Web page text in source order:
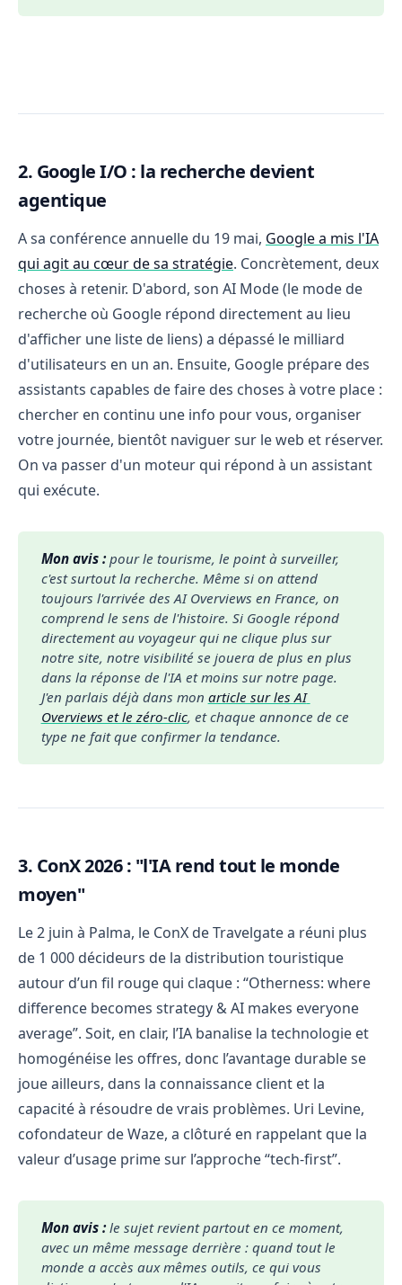
2. Google I/O : la recherche devient
agentique
A sa conférence annuelle du 19 mai, Google a mis l'IA
qui agit au cœur de sa stratégie. Concrètement, deux
choses à retenir. D'abord, son AI Mode (le mode de
recherche où Google répond directement au lieu
d'afficher une liste de liens) a dépassé le milliard
d'utilisateurs en un an. Ensuite, Google prépare des
assistants capables de faire des choses à votre place :
chercher en continu une info pour vous, organiser
votre journée, bientôt naviguer sur le web et réserver.
On va passer d'un moteur qui répond à un assistant
qui exécute.
Mon avis : pour le tourisme, le point à surveiller,
c'est surtout la recherche. Même si on attend
toujours l'arrivée des AI Overviews en France, on
comprend le sens de l'histoire. Si Google répond
directement au voyageur qui ne clique plus sur
notre site, notre visibilité se jouera de plus en plus
dans la réponse de l'IA et moins sur notre page.
J'en parlais déjà dans mon article sur les AI
Overviews et le zéro-clic, et chaque annonce de ce
type ne fait que confirmer la tendance.
3. ConX 2026 : "l'IA rend tout le monde
moyen"
Le 2 juin à Palma, le ConX de Travelgate a réuni plus
de 1 000 décideurs de la distribution touristique
autour d’un fil rouge qui claque : “Otherness: where
difference becomes strategy & AI makes everyone
average”. Soit, en clair, l’IA banalise la technologie et
homogénéise les offres, donc l’avantage durable se
joue ailleurs, dans la connaissance client et la
capacité à résoudre de vrais problèmes. Uri Levine,
cofondateur de Waze, a clôturé en rappelant que la
valeur d’usage prime sur l’approche “tech-first”.
Mon avis : le sujet revient partout en ce moment,
avec un même message derrière : quand tout le
monde a accès aux mêmes outils, ce qui vous